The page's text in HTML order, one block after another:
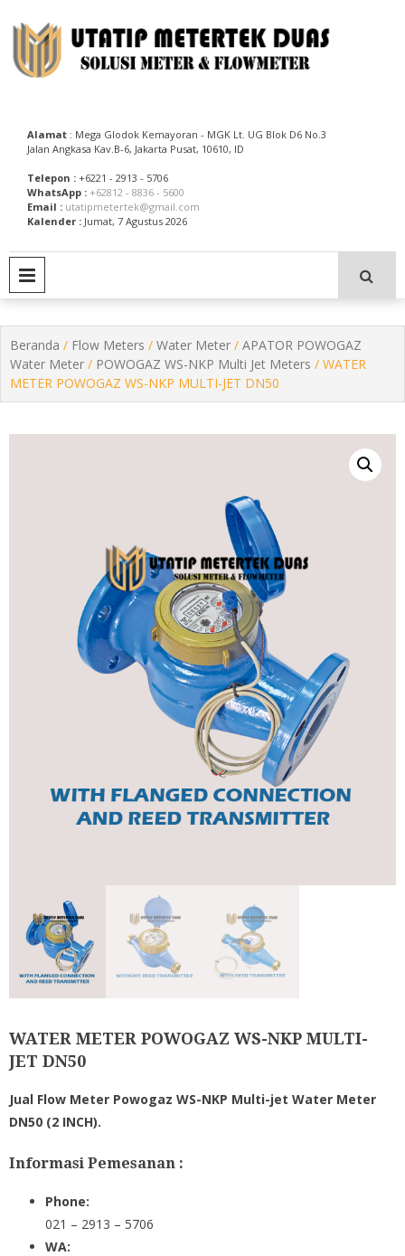
to
content
Alamat : Mega Glodok Kemayoran - MGK Lt. UG Blok D6 No.3
Jalan Angkasa Kav.B-6, Jakarta Pusat, 10610, ID
Telepon : +6221 - 2913 - 5706
WhatsApp : +62812 - 8836 - 5600
Email : utatipmetertek@gmail.com
Kalender : Jumat, 7 Agustus 2026
Beranda / Flow Meters / Water Meter / APATOR POWOGAZ
Water Meter / POWOGAZ WS-NKP Multi Jet Meters / WATER
METER POWOGAZ WS-NKP MULTI-JET DN50
WATER METER POWOGAZ WS-NKP MULTI-
JET DN50
Jual Flow Meter Powogaz WS-NKP Multi-jet Water Meter
DN50 (2 INCH).
Informasi Pemesanan :
Phone:
021 – 2913 – 5706
WA: